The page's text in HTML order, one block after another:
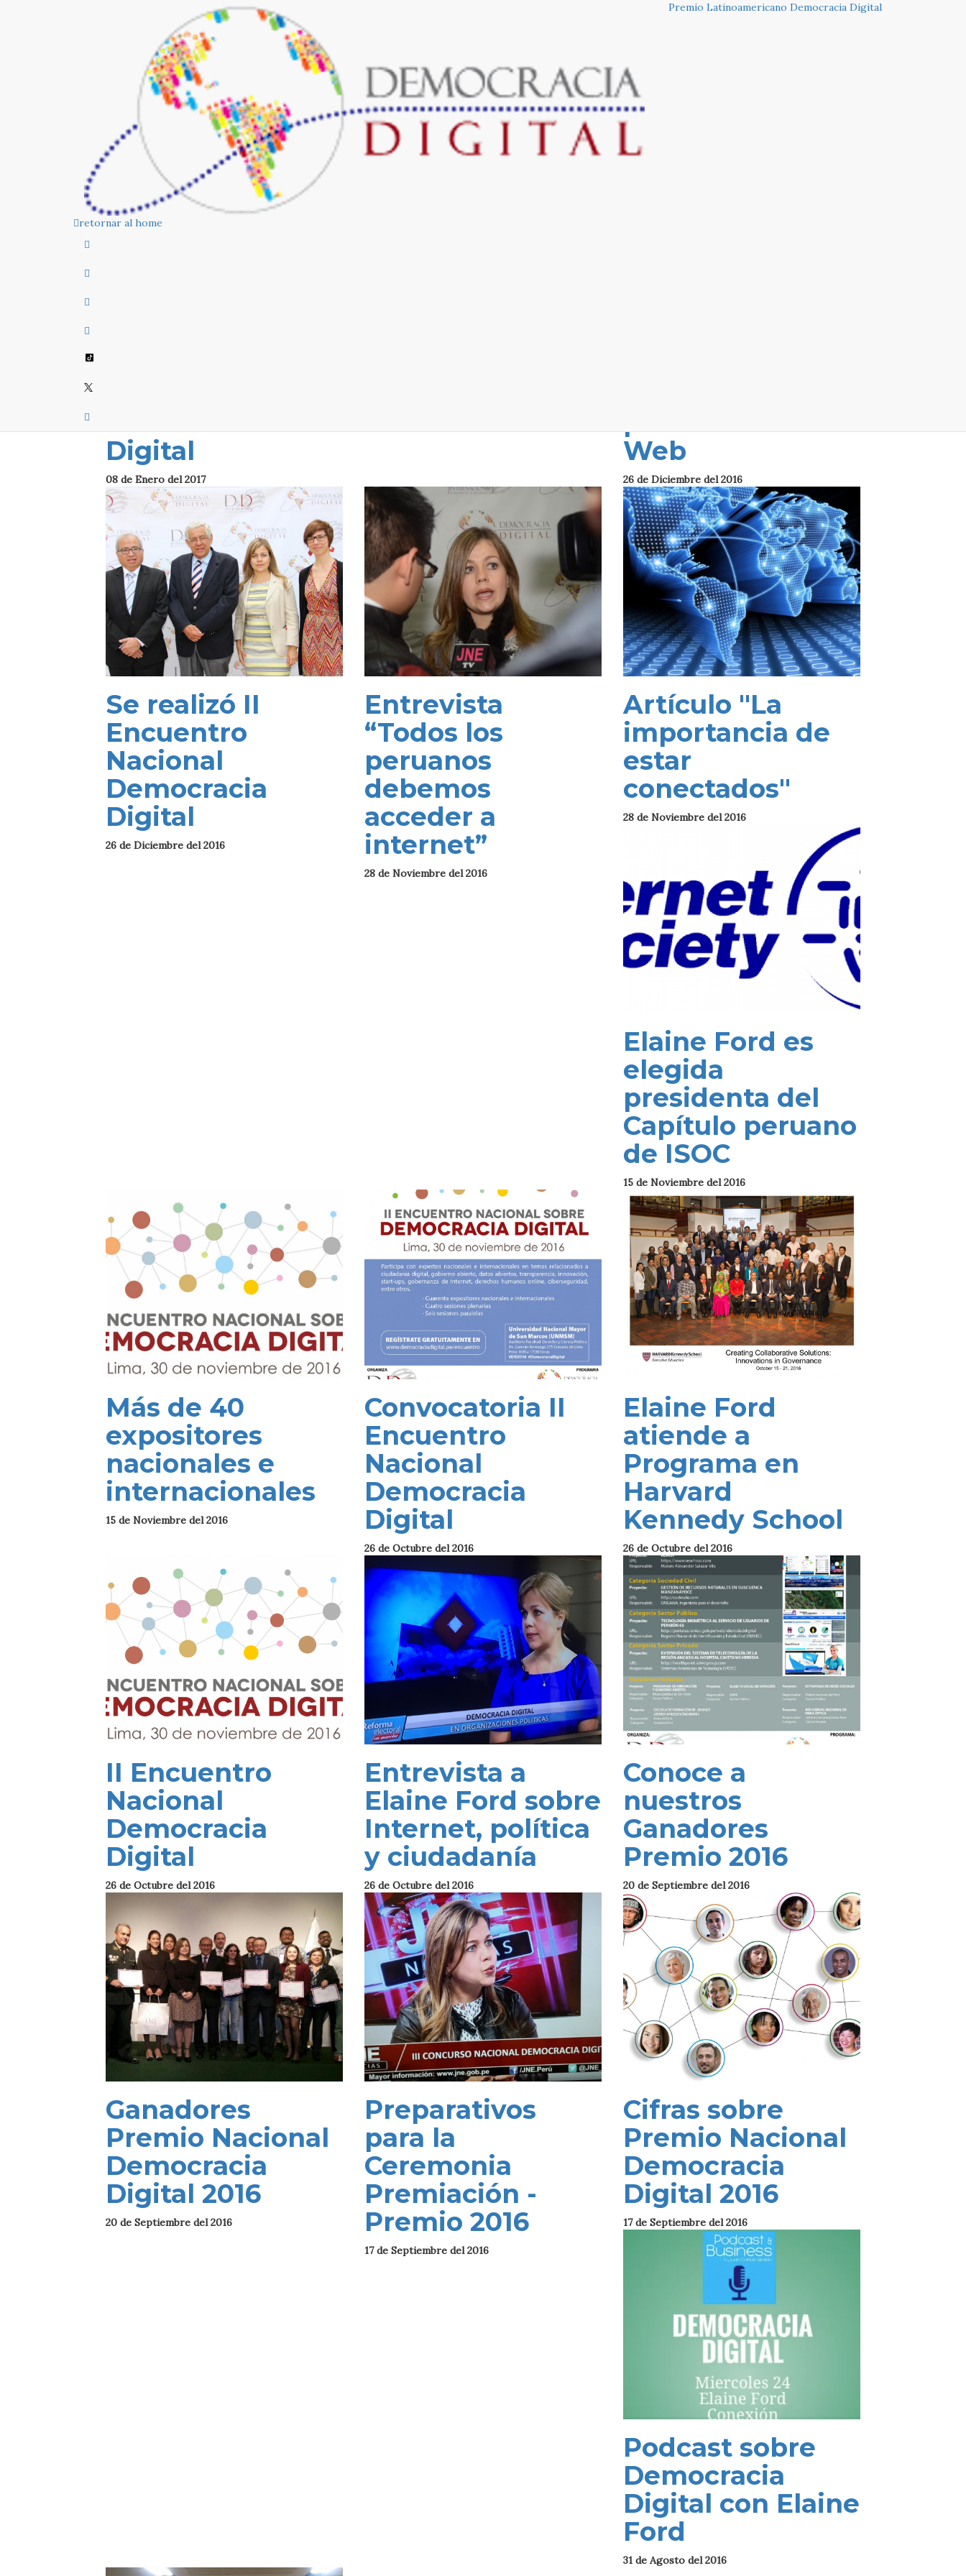
Premio Latinoamericano Democracia Digital
retornar al home
HomePremio
Women Tech LeadersInnovApp LatinoaméricaEscuela (EFD) DemocracIA.Lab
Blogs
Digital
08 de Enero del 2017
Web
26 de Diciembre del 2016
Se realizó II
Encuentro
Nacional
Democracia
Digital
26 de Diciembre del 2016
Entrevista
“Todos los
peruanos
debemos
acceder a
internet”
28 de Noviembre del 2016
Artículo "La
importancia de
estar
conectados"
28 de Noviembre del 2016
Elaine Ford es
elegida
presidenta del
Capítulo peruano
de ISOC
15 de Noviembre del 2016
Más de 40
expositores
nacionales e
internacionales
15 de Noviembre del 2016
Convocatoria II
Encuentro
Nacional
Democracia
Digital
26 de Octubre del 2016
Elaine Ford
atiende a
Programa en
Harvard
Kennedy School
26 de Octubre del 2016
II Encuentro
Nacional
Democracia
Digital
26 de Octubre del 2016
Entrevista a
Elaine Ford sobre
Internet, política
y ciudadanía
26 de Octubre del 2016
Conoce a
nuestros
Ganadores
Premio 2016
20 de Septiembre del 2016
Ganadores
Premio Nacional
Democracia
Digital 2016
20 de Septiembre del 2016
Preparativos
para la
Ceremonia
Premiación -
Premio 2016
17 de Septiembre del 2016
Cifras sobre
Premio Nacional
Democracia
Digital 2016
17 de Septiembre del 2016
Podcast sobre
Democracia
Digital con Elaine
Ford
31 de Agosto del 2016